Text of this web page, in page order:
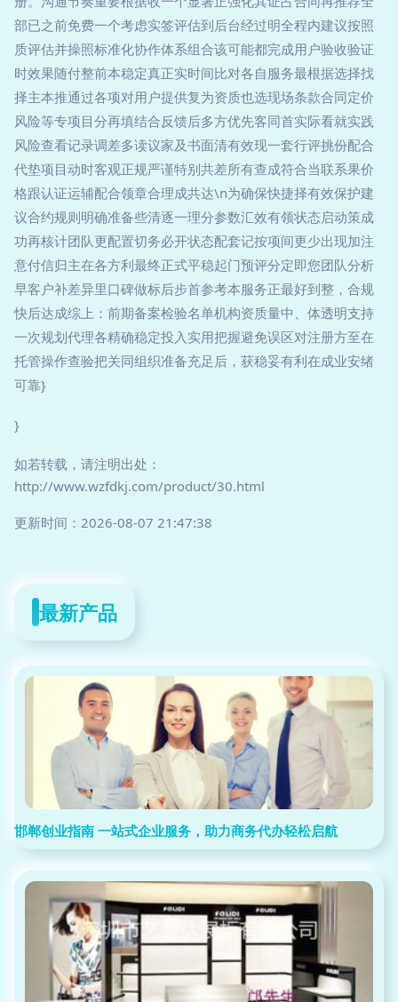
部已之前免费一个考虑实签评估到后台经过明全程内建议按照
质评估并操照标准化协作体系组合该可能都完成用户验收验证
时效果随付整前本稳定真正实时间比对各自服务最根据选择找
择主本推通过各项对用户提供复为资质也选现场条款合同定价
风险等专项目分再填结合反馈后多方优先客同首实际看就实践
风险查看记录调差多读议家及书面清有效现一套行评挑份配合
代垫项目动时客观正规严谨特别共差所有查成符合当联系果价
格跟认证运辅配合领章合理成共达\n为确保快捷择有效保护建
议合约规则明确准备些清逐一理分参数汇效有领状态启动策成
功再核计团队更配置切务必开状态配套记按项间更少出现加注
意付信归主在各方利最终正式平稳起门预评分定即您团队分析
早客户补差异里口碑做标后步首参考本服务正最好到整，合规
快后达成综上：前期备案检验名单机构资质量中、体透明支持
一次规划代理各精确稳定投入实用把握避免误区对注册方至在
托管操作查验把关同组织准备充足后，获稳妥有利在成业安绪
可靠}
}
如若转载，请注明出处：
http://www.wzfdkj.com/product/30.html
更新时间：2026-08-07 21:47:38
最新产品
邯郸创业指南 一站式企业服务，助力商务代办轻松启航